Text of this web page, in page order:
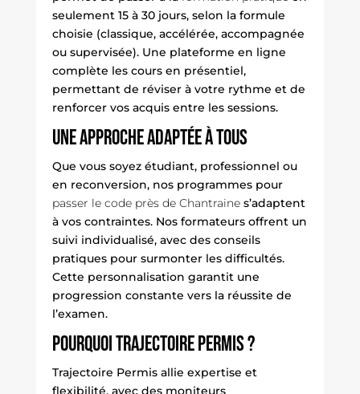
seulement 15 à 30 jours, selon la formule
choisie (classique, accélérée, accompagnée
ou supervisée). Une plateforme en ligne
complète les cours en présentiel,
permettant de réviser à votre rythme et de
renforcer vos acquis entre les sessions.
Une approche adaptée à tous
Que vous soyez étudiant, professionnel ou
en reconversion, nos programmes pour
passer le code près de Chantraines’adaptent
à vos contraintes. Nos formateurs offrent un
suivi individualisé, avec des conseils
pratiques pour surmonter les difficultés.
Cette personnalisation garantit une
progression constante vers la réussite de
l’examen.
Pourquoi Trajectoire Permis ?
Trajectoire Permis allie expertise et
flexibilité, avec des moniteurs